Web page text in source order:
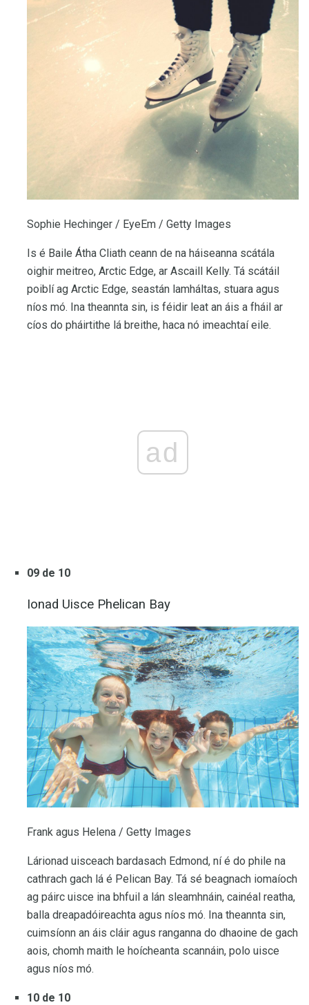
Sophie Hechinger / EyeEm / Getty Images
Is é Baile Átha Cliath ceann de na háiseanna scátála
oighir meitreo, Arctic Edge, ar Ascaill Kelly. Tá scátáil
poiblí ag Arctic Edge, seastán lamháltas, stuara agus
níos mó. Ina theannta sin, is féidir leat an áis a fháil ar
cíos do pháirtithe lá breithe, haca nó imeachtaí eile.
ad
09 de 10
Ionad Uisce Phelican Bay
Frank agus Helena / Getty Images
Lárionad uisceach bardasach Edmond, ní é do phile na
cathrach gach lá é Pelican Bay. Tá sé beagnach iomaíoch
ag páirc uisce ina bhfuil a lán sleamhnáin, cainéal reatha,
balla dreapadóireachta agus níos mó. Ina theannta sin,
cuimsíonn an áis cláir agus ranganna do dhaoine de gach
aois, chomh maith le hoícheanta scannáin, polo uisce
agus níos mó.
10 de 10